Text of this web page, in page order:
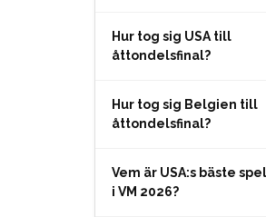
Hur tog sig USA till
åttondelsfinal?
Hur tog sig Belgien till
åttondelsfinal?
Vem är USA:s bäste
i VM 2026?